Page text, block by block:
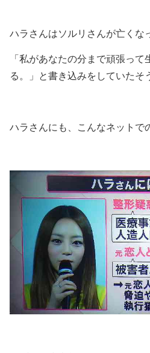
ハラさんはソルリさんが亡くな
「私があなたの分まで頑張っ
る。」と書き込みをしていたそ
ハラさんにも、こんなネットで